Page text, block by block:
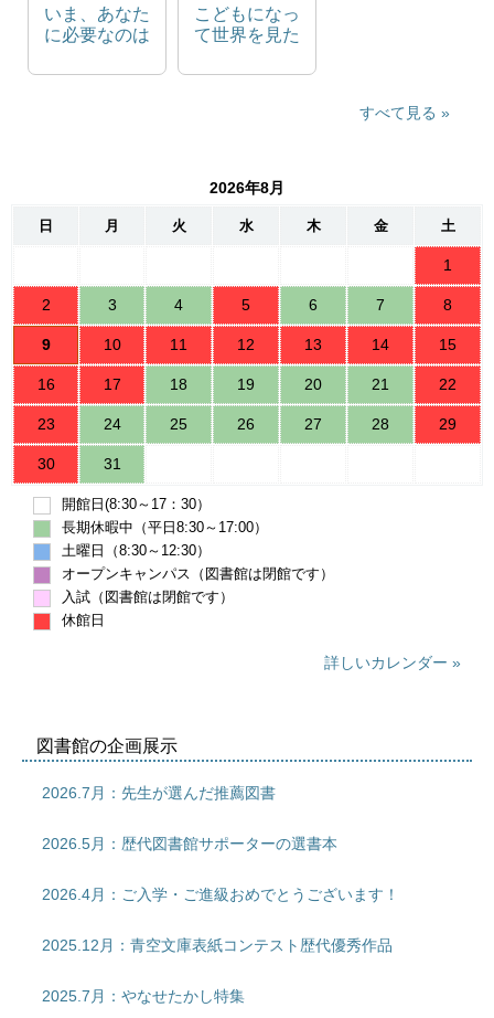
いま、あなた
に必要なのは
い。問いの力
こどもになっ
て世界を見た
すべて見る
2026年8月
日 月 火 水 木 金 土
1
2 3 4 5 6 7 8
9 10 11 12 13 14 15
16 17 18 19 20 21 22
23 24 25 26 27 28 29
30 31
開館日(8:30～17：30）
長期休暇中（平日8:30～17:00）
土曜日（8:30～12:30）
オープンキャンパス（図書館は閉館です）
入試（図書館は閉館です）
休館日
詳しいカレンダー
図書館の企画展示
2026.7月：先生が選んだ推薦図書
2026.5月：歴代図書館サポーターの選書本
2026.4月：ご入学・ご進級おめでとうございます！
2025.12月：青空文庫表紙コンテスト歴代優秀作品
2025.7月：やなせたかし特集